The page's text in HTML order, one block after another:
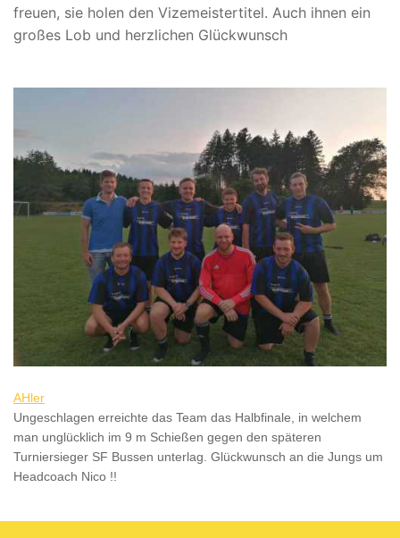
freuen, sie holen den Vizemeistertitel. Auch ihnen ein
großes Lob und herzlichen Glückwunsch
AHler
Ungeschlagen erreichte das Team das Halbfinale, in welchem
man unglücklich im 9 m Schießen gegen den späteren
Turniersieger SF Bussen unterlag. Glückwunsch an die Jungs um
Headcoach Nico !!